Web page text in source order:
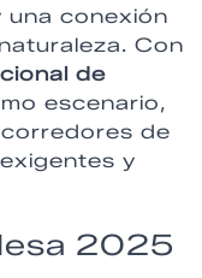
una conexión
Con
de
escenario,
de
y
2025